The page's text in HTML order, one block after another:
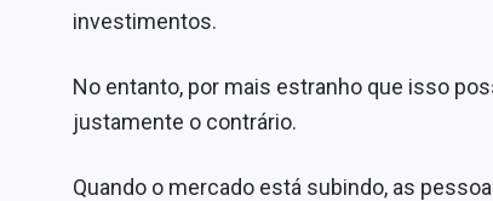
investimentos.
No entanto, por mais estranho que isso
justamente o contrário.
Quando o mercado está subindo, as